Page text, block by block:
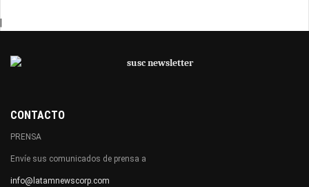
CONTACTO
PRENSA
Envíe sus comunicados de prensa a
info@latamnewscorp.com